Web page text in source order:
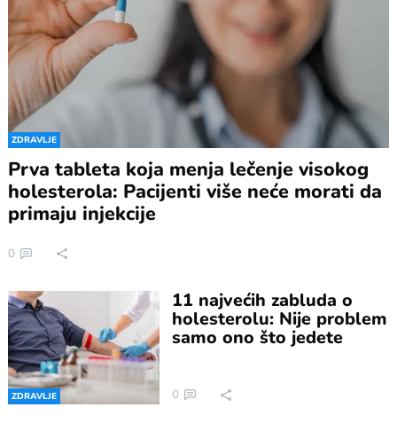
ZDRAVLJE
Prva tableta koja menja lečenje visokog
holesterola: Pacijenti više neće morati da
primaju injekcije
0
ZDRAVLJE
11 najvećih zabluda o
holesterolu: Nije problem
samo ono što jedete
0